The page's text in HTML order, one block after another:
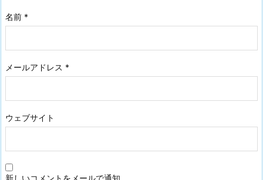
名前 *
メールアドレス *
ウェブサイト